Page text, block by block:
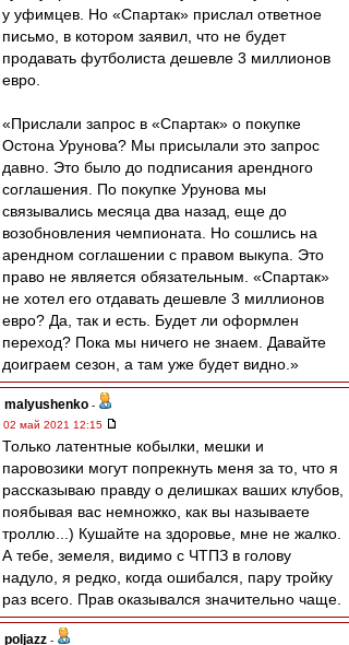
у уфимцев. Но «Спартак» прислал ответное
письмо, в котором заявил, что не будет
продавать футболиста дешевле 3 миллионов
евро.
«Прислали запрос в «Спартак» о покупке
Остона Урунова? Мы присылали это запрос
давно. Это было до подписания арендного
соглашения. По покупке Урунова мы
связывались месяца два назад, еще до
возобновления чемпионата. Но сошлись на
арендном соглашении с правом выкупа. Это
право не является обязательным. «Спартак»
не хотел его отдавать дешевле 3 миллионов
евро? Да, так и есть. Будет ли оформлен
переход? Пока мы ничего не знаем. Давайте
доиграем сезон, а там уже будет видно.»
malyushenko -
02 май 2021 12:15
Только латентные кобылки, мешки и
паровозики могут попрекнуть меня за то, что я
рассказываю правду о делишках ваших клубов,
поябывая вас немножко, как вы называете
троллю...) Кушайте на здоровье, мне не жалко.
А тебе, земеля, видимо с ЧТПЗ в голову
надуло, я редко, когда ошибался, пару тройку
раз всего. Прав оказывался значительно чаще.
poljazz -